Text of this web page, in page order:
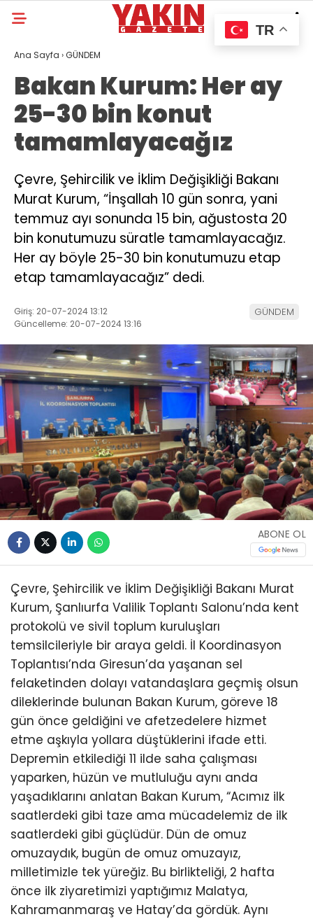
Ana Sayfa ›GÜNDEM
Bakan Kurum: Her ay
25-30 bin konut
tamamlayacağız
Çevre, Şehircilik ve İklim Değişikliği Bakanı
Murat Kurum, “İnşallah 10 gün sonra, yani
temmuz ayı sonunda 15 bin, ağustosta 20
bin konutumuzu süratle tamamlayacağız.
Her ay böyle 25-30 bin konutumuzu etap
etap tamamlayacağız” dedi.
Giriş: 20-07-2024 13:12
Güncelleme: 20-07-2024 13:16
GÜNDEM
ABONE OL
Çevre, Şehircilik ve İklim Değişikliği Bakanı Murat
Kurum, Şanlıurfa Valilik Toplantı Salonu’nda kent
protokolü ve sivil toplum kuruluşları
temsilcileriyle bir araya geldi. İl Koordinasyon
Toplantısı’nda Giresun’da yaşanan sel
felaketinden dolayı vatandaşlara geçmiş olsun
dileklerinde bulunan Bakan Kurum, göreve 18
gün önce geldiğini ve afetzedelere hizmet
etme aşkıyla yollara düştüklerini ifade etti.
Depremin etkilediği 11 ilde saha çalışması
yaparken, hüzün ve mutluluğu aynı anda
yaşadıklarını anlatan Bakan Kurum, “Acımız ilk
saatlerdeki gibi taze ama mücadelemiz de ilk
saatlerdeki gibi güçlüdür. Dün de omuz
omuzaydık, bugün de omuz omuzayız,
milletimizle tek yüreğiz. Bu birlikteliği, 2 hafta
önce ilk ziyaretimizi yaptığımız Malatya,
Kahramanmaraş ve Hatay’da gördük. Aynı
TR